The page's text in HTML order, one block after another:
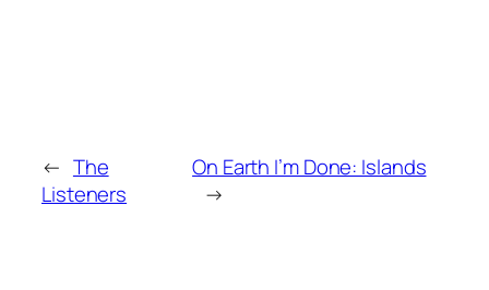
← The
Listeners
On Earth I’m Done: Islands
→